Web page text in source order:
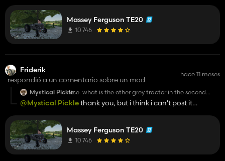
Massey Ferguson TE20
10 746
Friderik
respondió a un comentario sobre un mod
hace 11 meses
Mystical Picklenice. what is the other grey tractor in the second
picture? Bulldog ?
@Mystical Picklethank you, but i think i can't post it
package which includes all bulldogs. I am planning to
change them allMassey Ferguson TE20
10 746